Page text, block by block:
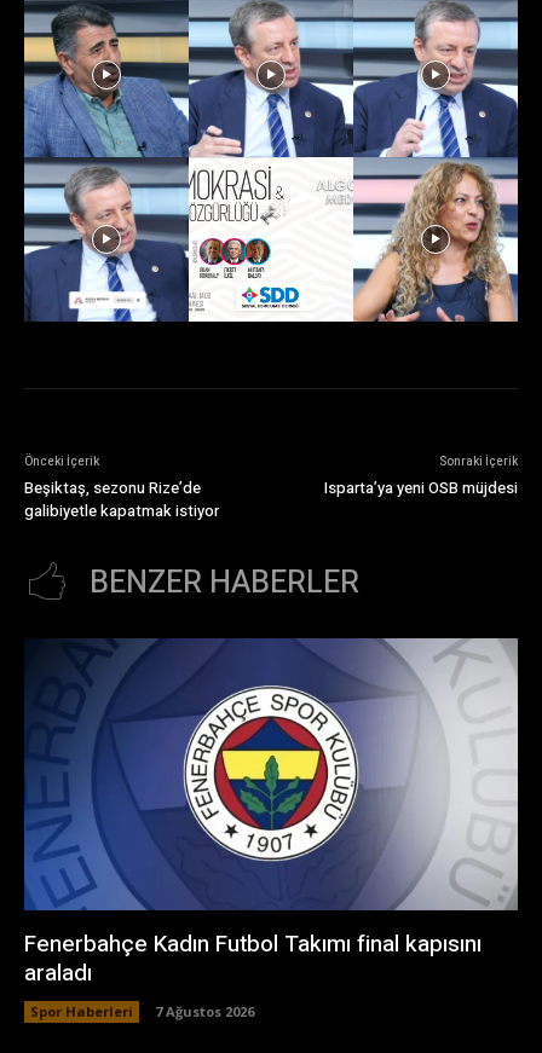
Önceki İçerik
Beşiktaş, sezonu Rize’de
galibiyetle kapatmak istiyor
Sonraki İçerik
Isparta’ya yeni OSB müjdesi
BENZER HABERLER
Fenerbahçe Kadın Futbol Takımı final kapısını
araladı
Spor Haberleri 7 Ağustos 2026